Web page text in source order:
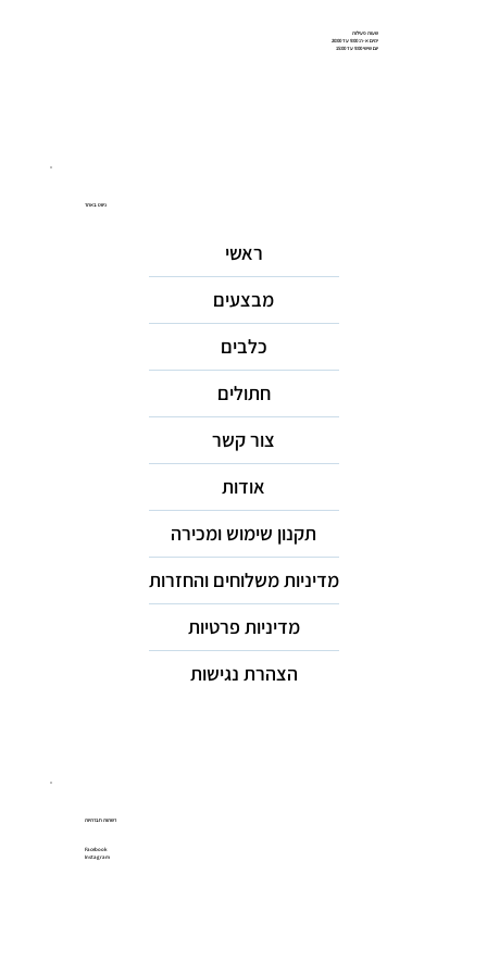
שעות פעילות
ימים א-ה: 9:00 עד 20:00
יום שישי 9:00 עד 15:00
ניווט באתר
ראשי
מבצעים
כלבים
חתולים
צור קשר
אודות
תקנון שימוש ומכירה
מדיניות משלוחים והחזרות
מדיניות פרטיות
הצהרת נגישות
רשתות חברתיות
Facebook
Instagram